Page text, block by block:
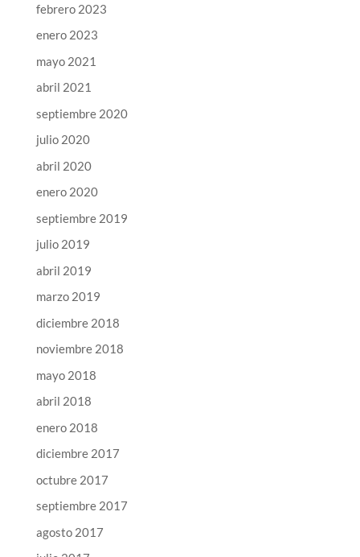
febrero 2023
enero 2023
mayo 2021
abril 2021
septiembre 2020
julio 2020
abril 2020
enero 2020
septiembre 2019
julio 2019
abril 2019
marzo 2019
diciembre 2018
noviembre 2018
mayo 2018
abril 2018
enero 2018
diciembre 2017
octubre 2017
septiembre 2017
agosto 2017